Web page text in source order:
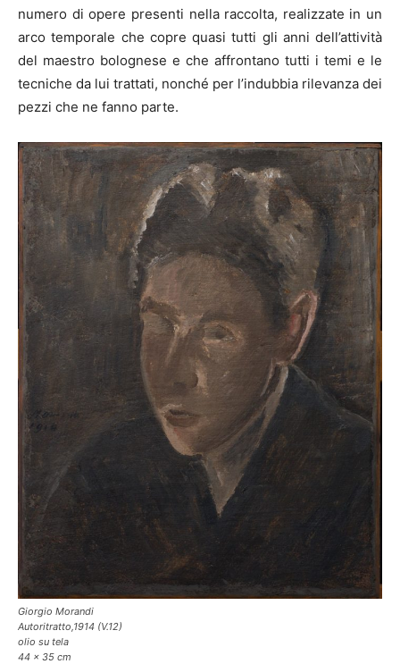
numero di opere presenti nella raccolta, realizzate in un
arco temporale che copre quasi tutti gli anni dell’attività
del maestro bolognese e che affrontano tutti i temi e le
tecniche da lui trattati, nonché per l’indubbia rilevanza dei
pezzi che ne fanno parte.
Giorgio Morandi
Autoritratto,1914 (V.12)
olio su tela
44 x 35 cm